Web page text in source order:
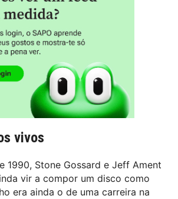
vivos
1990, Stone Gossard e Jeff Ament
vir a compor um disco como
era ainda o de uma carreira na